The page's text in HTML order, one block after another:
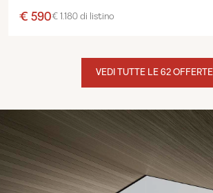
€ 590€ 1.180 di listino
VEDI TUTTE LE 62 OFFERTE